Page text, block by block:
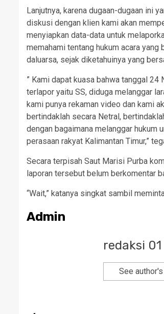
Lanjutnya, karena dugaan-dugaan ini
diskusi dengan klien kami akan
menyiapkan data-data untuk
memahami tentang hukum acara
daluarsa, sejak diketahuinya yang
” Kami dapat kuasa bahwa tanggal
terlapor yaitu SS, diduga melanggar
kami punya rekaman video dan kami
bertindaklah secara Netral,
dengan bagaimana melanggar hukum
perasaan rakyat Kalimantan Timur,”
Secara terpisah Saut Marisi Purba
laporan tersebut belum berkomentar
“Wait,” katanya singkat sambil
Admin
redaksi 01
See